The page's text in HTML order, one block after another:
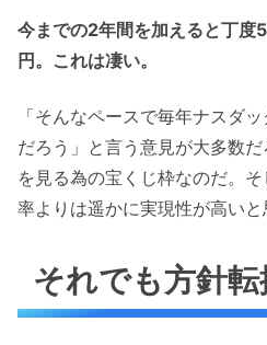
今までの2年間を加えると丁度
円。これは凄い。
「そんなペースで毎年ナスダ
だろう」と言う意見が大多数
を見る為の宝くじ枠なのだ。
率よりは遥かに実現性が高い
それでも方針転